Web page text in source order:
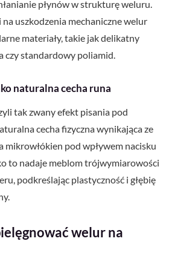
płynów w strukturę weluru.
uszkodzenia mechaniczne welur
materiały, takie jak delikatny
czy standardowy poliamid.
naturalna cecha runa
tak zwany efekt pisania pod
cecha fizyczna wynikająca ze
mikrowłókien pod wpływem nacisku
to nadaje meblom trójwymiarowości
podkreślając plastyczność i głębię
welur na